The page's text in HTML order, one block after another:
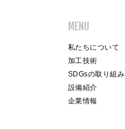
MENU
私たちについて
加工技術
SDGsの取り組み
設備紹介
企業情報